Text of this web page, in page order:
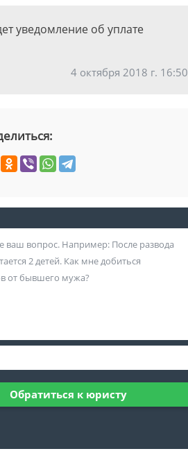
уведомление об уплате
4 октября 2018 г. 16:50
Обратиться к юристу